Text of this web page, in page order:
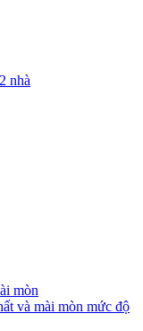
nhà
mòn
và mài mòn mức độ